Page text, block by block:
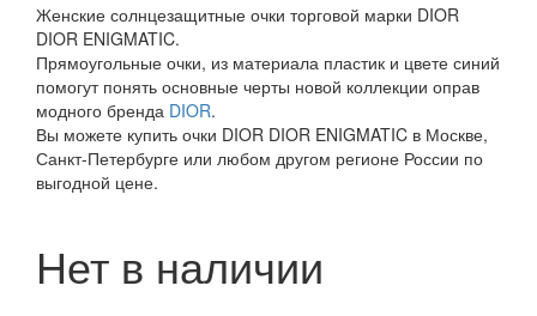
Женские солнцезащитные очки торговой марки DIOR
DIOR ENIGMATIC.
Прямоугольные очки, из материала пластик и цвете синий
помогут понять основные черты новой коллекции оправ
модного бренда DIOR.
Вы можете купить очки DIOR DIOR ENIGMATIC в Москве,
Санкт-Петербурге или любом другом регионе России по
выгодной цене.
Нет в наличии